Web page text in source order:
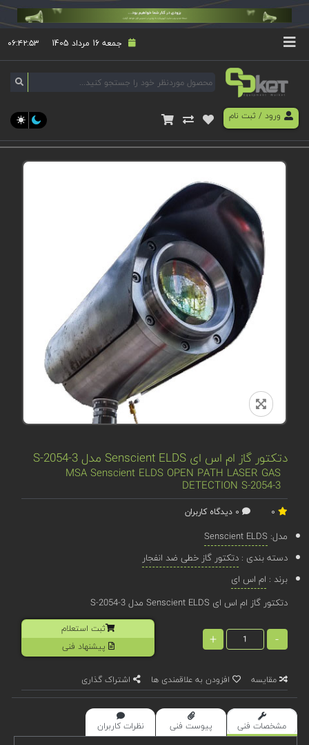
جمعه 16 مرداد 1405 ۰۶:۴۲:۵۳
ورود/ ثبت نام
دتکتور گاز ام اس ای Senscient ELDS مدل S-2054-3
MSA Senscient ELDS OPEN PATH LASER GAS
DETECTION S-2054-3
مدل: Senscient ELDS
دسته بندی :دتکتور گاز خطی ضد انفجار
برند : ام اس ای
دتکتور گاز ام اس ای Senscient ELDS مدل S-2054-3
-
+
ثبت استعلام
پیشنهاد فنی
مقایسه افزودن به علاقمندی ها اشتراک گذاری
مشخصات فنی پیوست فنی نظرات کاربران